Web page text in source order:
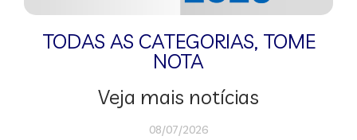
TODAS AS CATEGORIAS, TOME
NOTA
Veja mais notícias
08/07/2026